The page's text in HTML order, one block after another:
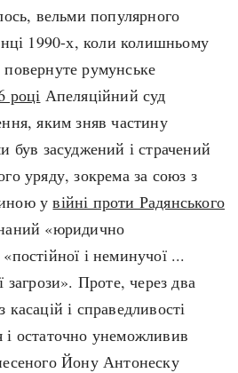
вельми популярного
1990-х, коли колишньому
румунське
році Апеляційний суд
яким зняв частину
був засуджений і страчений
уряду, зокрема за союз з
увійні проти Радянського
«юридично
і неминучої ...
загрози». Проте, через два
і справедливості
остаточно унеможливив
Йону Антонеску